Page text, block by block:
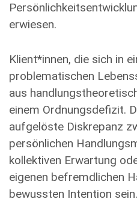
erwiesen.
Klient*innen, die sich in
problematischen
aus
einem Ord­nungsdefizit.
aufgelöste Diskrepanz
persönlichen
kollektiven Erwartung
eigenen befremdlichen
bewussten Intention